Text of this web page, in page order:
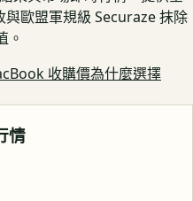
歐盟軍規級 Securaze 抹除
。
收購價為什麼選擇
情